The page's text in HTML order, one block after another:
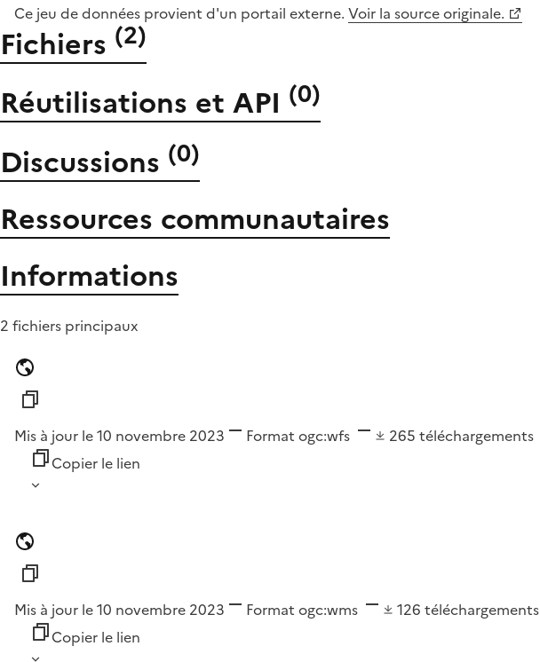
Ce jeu de données provient d'un portail externe. Voir la source originale.
Fichiers (2)
Réutilisations et API (0)
Discussions (0)
Ressources communautaires
Informations
2 fichiers principaux
Mis à jour le 10 novembre 2023 Format ogc:wfs 265 téléchargements
Copier le lien
Mis à jour le 10 novembre 2023 Format ogc:wms 126 téléchargements
Copier le lien